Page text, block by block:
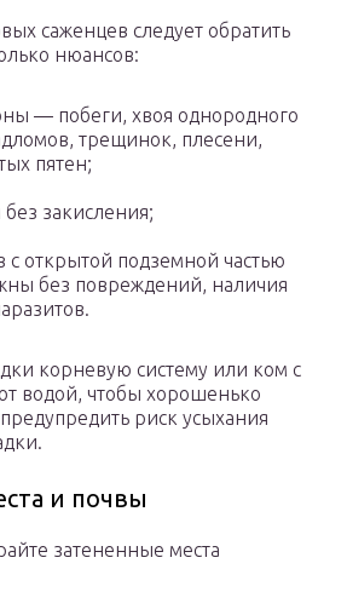
саженцев следует обратить
нюансов:
— побеги, хвоя однородного
трещинок, плесени,
пятен;
закисления;
с открытой подземной частью
без повреждений, наличия
корневую систему или ком с
водой, чтобы хорошенько
риск усыхания
и почвы
затененные места